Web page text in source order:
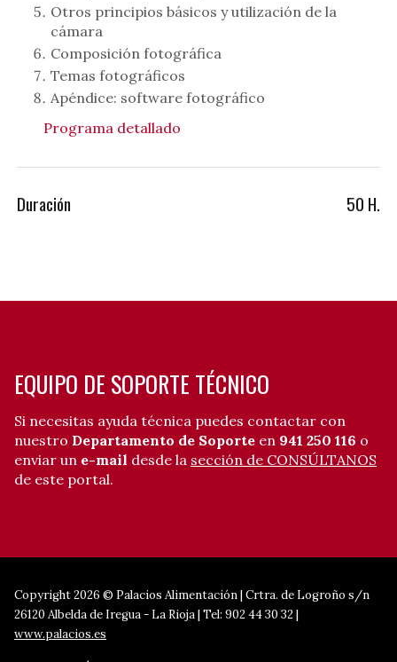
Otros principios básicos y utilización de la
cámara
Composición fotográfica
Temas fotográficos
Apéndice: software fotográfico
Programa detallado
50 H.
Duración
EQUIPO DE SOPORTE TÉCNICO
Si necesitas ayuda técnica puedes contactar con
nuestro Departamento de Soporte en 941 250 116 o
enviar un e-mail desde la sección de CONSÚLTANOS
de este portal.
Copyright 2026 © Palacios Alimentación | Crtra. de Logroño s/n
26120 Albelda de Iregua - La Rioja | Tel: 902 44 30 32 |
www.palacios.es